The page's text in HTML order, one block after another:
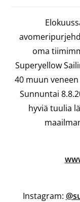
oma
Superyellow
40 muun
Sunnuntai
hyviä tuulia
Instagram: